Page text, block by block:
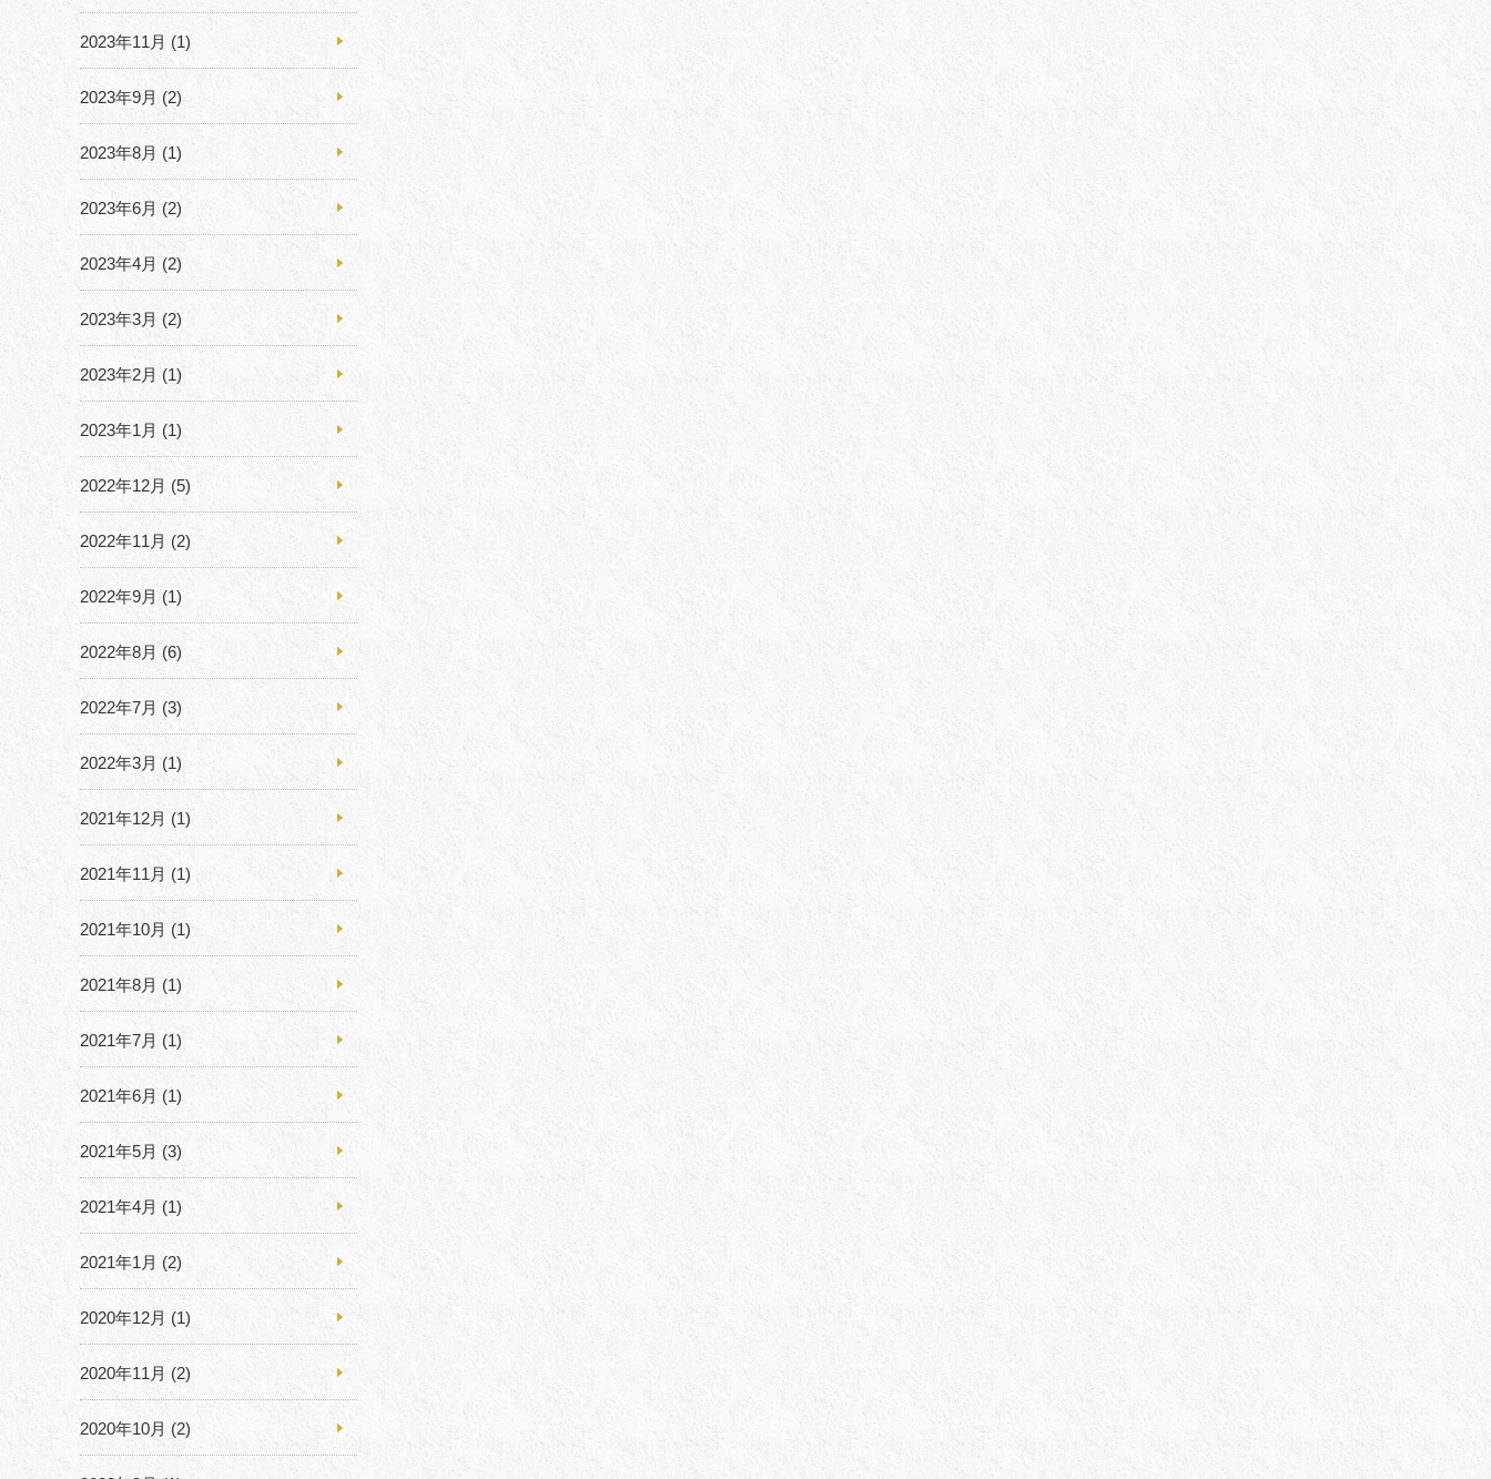
2023年11月 (1)
2023年9月 (2)
2023年8月 (1)
2023年6月 (2)
2023年4月 (2)
2023年3月 (2)
2023年2月 (1)
2023年1月 (1)
2022年12月 (5)
2022年11月 (2)
2022年9月 (1)
2022年8月 (6)
2022年7月 (3)
2022年3月 (1)
2021年12月 (1)
2021年11月 (1)
2021年10月 (1)
2021年8月 (1)
2021年7月 (1)
2021年6月 (1)
2021年5月 (3)
2021年4月 (1)
2021年1月 (2)
2020年12月 (1)
2020年11月 (2)
2020年10月 (2)